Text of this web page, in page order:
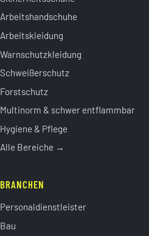
Arbeitshandschuhe
Arbeitskleidung
Warnschutzkleidung
Schweißerschutz
Forstschutz
Multinorm & schwer entflammbar
Hygiene & Pflege
Alle Bereiche →
BRANCHEN
Personaldienstleister
Bau